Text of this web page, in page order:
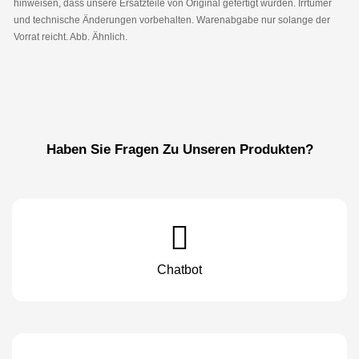
hinweisen, dass unsere Ersatzteile von Original gefertigt wurden. Irrtümer
und technische Änderungen vorbehalten. Warenabgabe nur solange der
Vorrat reicht. Abb. Ähnlich.
Haben Sie Fragen Zu Unseren Produkten?
Chatbot